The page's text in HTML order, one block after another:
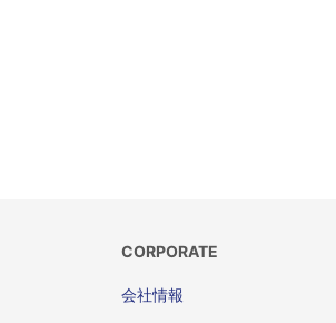
CORPORATE
会社情報